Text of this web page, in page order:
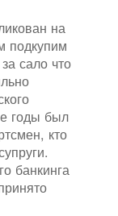
на
подкупим
сало что
годы был
кто
банкинга